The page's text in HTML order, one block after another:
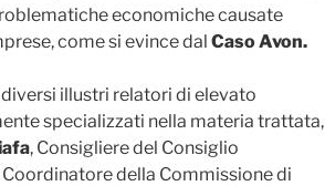
economiche causate
come si evince dal Caso Avon.
illustri relatori di elevato
specializzati nella materia trattata,
, Consigliere del Consiglio
della Commissione di